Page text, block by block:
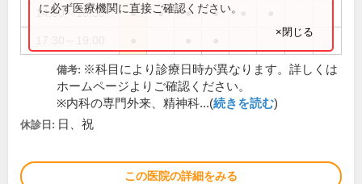
14:00～16:30 ● ● ● ●
に必ず医療機関に直接ご確認ください。
×閉じる
備考: ※科目により診療日時が異なります。詳しくは
ホームページよりご確認ください。
※内科の専門外来、精神科...(続きを読む)
休診日: 日、祝
この医院の詳細をみる